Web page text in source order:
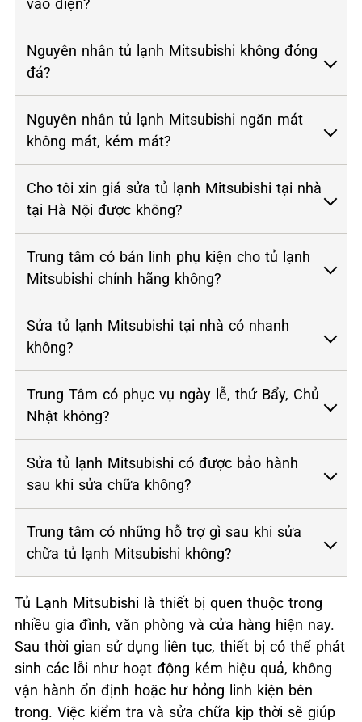
vào điện?
Nguyên nhân tủ lạnh Mitsubishi không đóng
đá?
Nguyên nhân tủ lạnh Mitsubishi ngăn mát
không mát, kém mát?
Cho tôi xin giá sửa tủ lạnh Mitsubishi tại nhà
tại Hà Nội được không?
Trung tâm có bán linh phụ kiện cho tủ lạnh
Mitsubishi chính hãng không?
Sửa tủ lạnh Mitsubishi tại nhà có nhanh
không?
Trung Tâm có phục vụ ngày lễ, thứ Bẩy, Chủ
Nhật không?
Sửa tủ lạnh Mitsubishi có được bảo hành
sau khi sửa chữa không?
Trung tâm có những hỗ trợ gì sau khi sửa
chữa tủ lạnh Mitsubishi không?
Tủ Lạnh Mitsubishi là thiết bị quen thuộc trong
nhiều gia đình, văn phòng và cửa hàng hiện nay.
Sau thời gian sử dụng liên tục, thiết bị có thể phát
sinh các lỗi như hoạt động kém hiệu quả, không
vận hành ổn định hoặc hư hỏng linh kiện bên
trong. Việc kiểm tra và sửa chữa kịp thời sẽ giúp